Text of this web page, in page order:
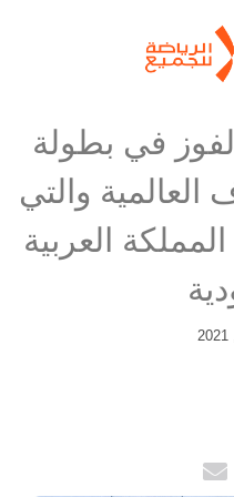
في بطولة
العالمية والتي
العربية